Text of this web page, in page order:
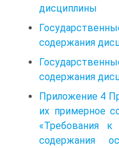
дисциплины
содержания
содержания
Приложение 4
их примерное
«Требования к
содержания